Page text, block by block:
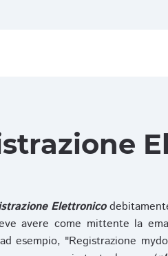
Elettronico
avere come mittente la
"Registrazione